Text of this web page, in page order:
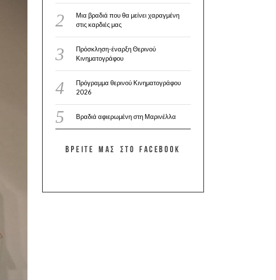
Μια βραδιά που θα μείνει χαραγμένη
στις καρδιές μας
Πρόσκληση-έναρξη Θερινού
Κινηματογράφου
Πρόγραμμα θερινού Κινηματογράφου
2026
Βραδιά αφιερωμένη στη Μαρινέλλα
ΒΡΕΊΤΕ ΜΑΣ ΣΤΟ FACEBOOK